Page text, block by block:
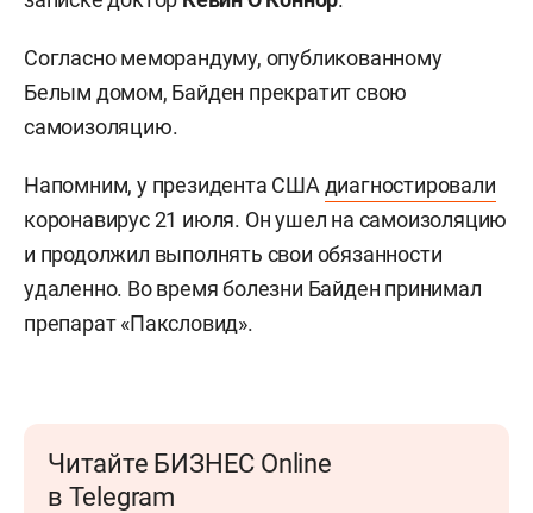
Согласно меморандуму, опубликованному
Белым домом, Байден прекратит свою
самоизоляцию.
Напомним, у президента США диагностировали
коронавирус 21 июля. Он ушел на самоизоляцию
и продолжил выполнять свои обязанности
удаленно. Во время болезни Байден принимал
препарат «Паксловид».
Читайте БИЗНЕС Online
в Telegram